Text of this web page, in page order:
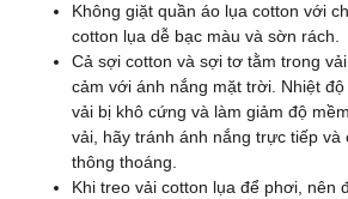
Không giặt quần áo lụa cotton với
cotton lụa dễ bạc màu và sờn rách.
Cả sợi cotton và sợi tơ tằm trong
cảm với ánh nắng mặt trời. Nhiệt
vải bị khô cứng và làm giảm độ
vải, hãy tránh ánh nắng trực tiếp và
thông thoáng.
Khi treo vải cotton lụa để phơi, nên